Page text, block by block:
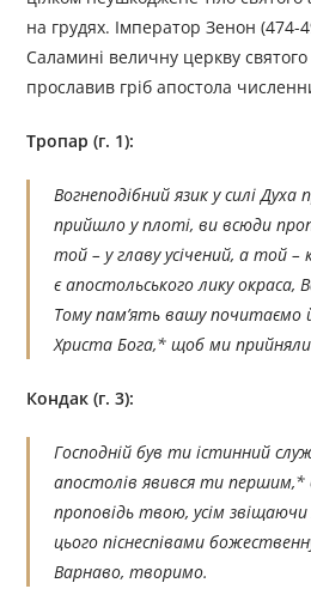
на грудях. Імператор Зенон (474-
Саламині величну церкву
прославив гріб апостола
Тропар (г. 1):
Вогнеподібний язик у силі
прийшло у плоті, ви всюди
той – у главу усічений, а той
є апостольського лику
Тому пам’ять вашу
Христа Бога,* щоб ми прийняли
Кондак (г. 3):
Господній був ти істинний
апостолів явився ти
проповідь твою, усім
цього піснеспівами
Варнаво, творимо.